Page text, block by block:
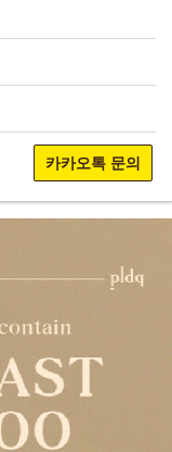
카카오톡 문의